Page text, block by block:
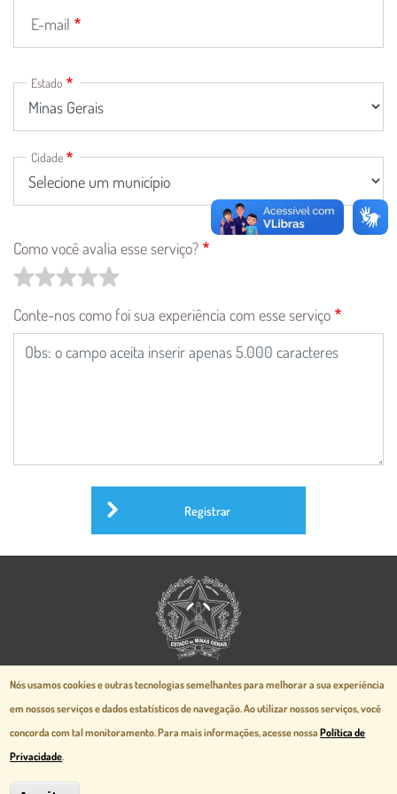
E-mail
Estado
Município
Cidade
Estado
Como você avalia esse serviço?
Conte-nos como foi sua experiência com esse serviço
Registrar
Aspectos legais e responsabilidades
Política de Privacidade
Mapa do Site
Nós usamos cookies e outras tecnologias semelhantes para melhorar a sua experiência
em nossos serviços e dados estatísticos de navegação.Ao utilizar nossos serviços, você
concorda com tal monitoramento. Para mais informações, acesse nossaPolítica de
Privacidade.